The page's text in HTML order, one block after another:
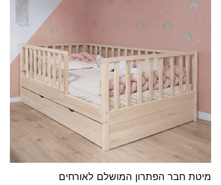
מיטת חבר הפתרון המושלם לאורחים